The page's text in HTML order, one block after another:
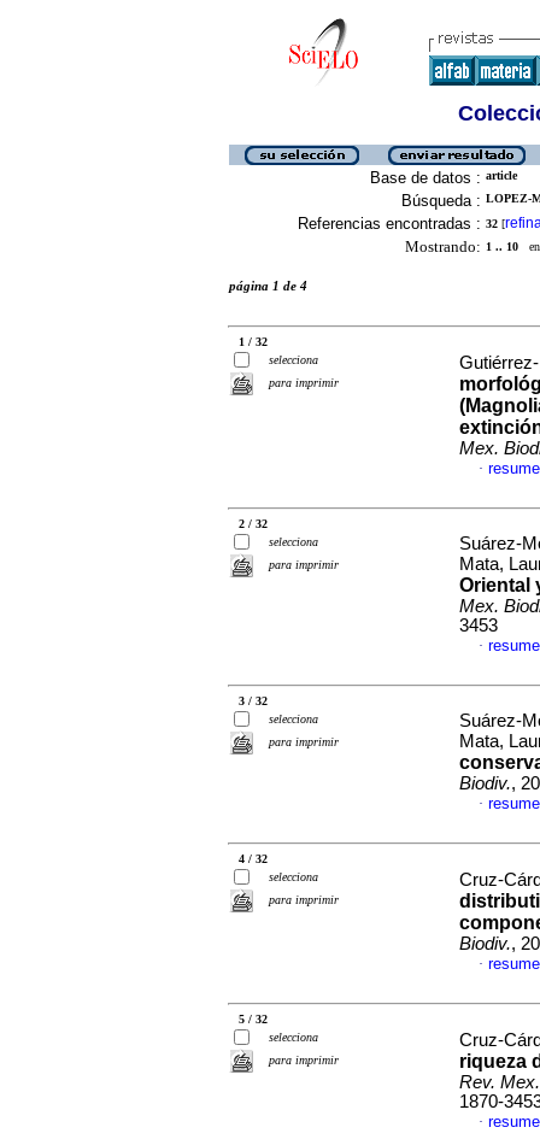
Base de datos : article
Búsqueda : LOPEZ-
Referencias encontradas : 32 [
Mostrando: 1 .. 10 en
página 1 de 4
1 / 32
selecciona
para imprimir
Mex.
·
2 / 32
selecciona
para imprimir
Suárez-
Mata,
Oriental
Mex.
3453
·
3 / 32
selecciona
para imprimir
Suárez-
Mata,
Biodiv.,
·
4 / 32
selecciona
para imprimir
Cruz-
Biodiv.,
·
5 / 32
selecciona
para imprimir
Cruz-
riqueza
Rev.
1870-
·